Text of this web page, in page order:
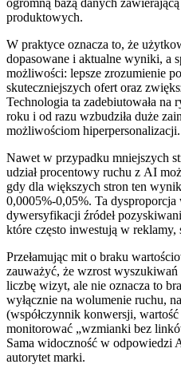
ogromną bazą danych
produktowych.
W praktyce oznacza to, że
dopasowane i aktualne wyniki, a
możliwości: lepsze zrozumienie
skuteczniejszych ofert oraz
Technologia ta zadebiutowała
roku i od razu wzbudziła duże
możliwościom hiperpersonalizacji.
Nawet w przypadku mniejszych
udział procentowy ruchu z AI
gdy dla większych stron ten
0,0005%-0,05%. Ta
dywersyfikacji źródeł
które często inwestują w reklamy,
Przełamując mit o braku
zauważyć, że wzrost
liczbę wizyt, ale nie oznacza to
wyłącznie na wolumenie ruchu,
(współczynnik konwersji,
monitorować „wzmianki bez
Sama widoczność w odpowiedzi
autorytet marki.